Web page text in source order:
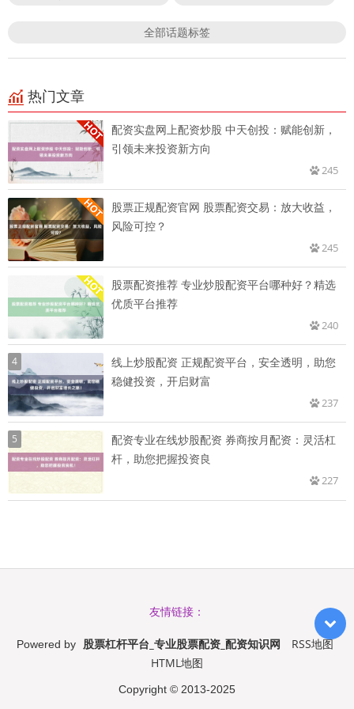
全部话题标签
热门文章
配资实盘网上配资炒股 中天创投：赋能创新，
引领未来投资新方向
245
股票正规配资官网 股票配资交易：放大收益，
风险可控？
245
股票配资推荐 专业炒股配资平台哪种好？精选
优质平台推荐
240
4
线上炒股配资 正规配资平台，安全透明，助您
稳健投资，开启财富
237
5
配资专业在线炒股配资 券商按月配资：灵活杠
杆，助您把握投资良
227
友情链接：
Powered by 股票杠杆平台_专业股票配资_配资知识网
RSS地图
HTML地图
Copyright © 2013-2025